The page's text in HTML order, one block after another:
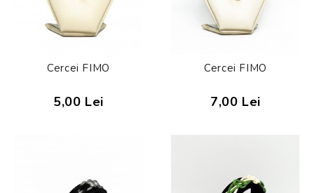
Cercei FIMO
5,00 Lei
Cercei FIMO
7,00 Lei